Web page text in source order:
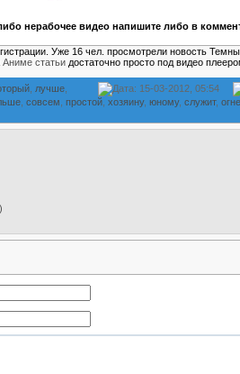
нерабочее видео напишите либо в
Уже 16 чел. просмотрели новость
Аниме статьи достаточно просто под видео
Дата: 15-03-2012, 05:54
лучше
совсем простой хозяину, юному, служит,